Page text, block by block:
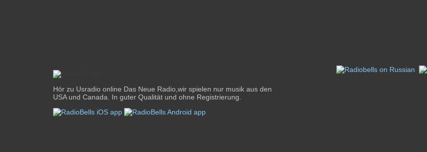
Hör zu Usradio online Das Neue Radio,wir spielen nur musik aus den
USA und Canada. In guter Qualität und ohne Registrierung.